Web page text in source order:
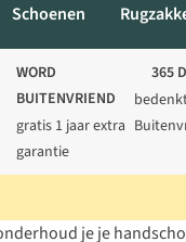
Schoenen
WORD
BUITENVRIEND
gratis 1 jaar extra
garantie
365